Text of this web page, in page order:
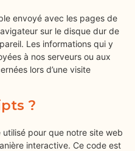
envoyé avec les pages de
sur le disque dur de
Les informations qui y
à nos serveurs ou aux
lors d’une visite
?
pour que notre site web
interactive. Ce code est